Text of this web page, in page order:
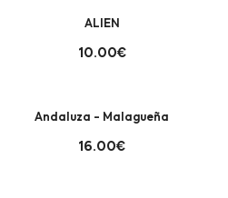
ALIEN
10.00€
Andaluza - Malagueña
16.00€